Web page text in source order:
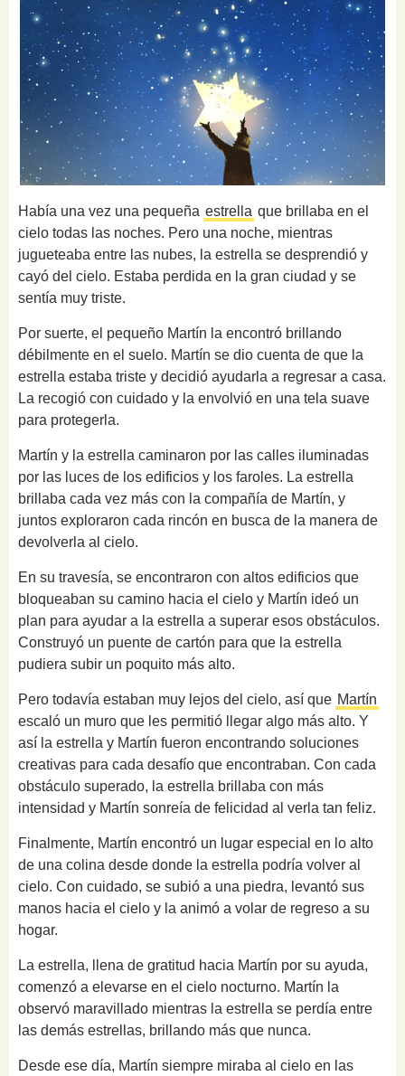
Había una vez una pequeña estrella que brillaba en el
cielo todas las noches. Pero una noche, mientras
jugueteaba entre las nubes, la estrella se desprendió y
cayó del cielo. Estaba perdida en la gran ciudad y se
sentía muy triste.
Por suerte, el pequeño Martín la encontró brillando
débilmente en el suelo. Martín se dio cuenta de que la
estrella estaba triste y decidió ayudarla a regresar a casa.
La recogió con cuidado y la envolvió en una tela suave
para protegerla.
Martín y la estrella caminaron por las calles iluminadas
por las luces de los edificios y los faroles. La estrella
brillaba cada vez más con la compañía de Martín, y
juntos exploraron cada rincón en busca de la manera de
devolverla al cielo.
En su travesía, se encontraron con altos edificios que
bloqueaban su camino hacia el cielo y Martín ideó un
plan para ayudar a la estrella a superar esos obstáculos.
Construyó un puente de cartón para que la estrella
pudiera subir un poquito más alto.
Pero todavía estaban muy lejos del cielo, así que Martín
escaló un muro que les permitió llegar algo más alto. Y
así la estrella y Martín fueron encontrando soluciones
creativas para cada desafío que encontraban. Con cada
obstáculo superado, la estrella brillaba con más
intensidad y Martín sonreía de felicidad al verla tan feliz.
Finalmente, Martín encontró un lugar especial en lo alto
de una colina desde donde la estrella podría volver al
cielo. Con cuidado, se subió a una piedra, levantó sus
manos hacia el cielo y la animó a volar de regreso a su
hogar.
La estrella, llena de gratitud hacia Martín por su ayuda,
comenzó a elevarse en el cielo nocturno. Martín la
observó maravillado mientras la estrella se perdía entre
las demás estrellas, brillando más que nunca.
Desde ese día, Martín siempre miraba al cielo en las